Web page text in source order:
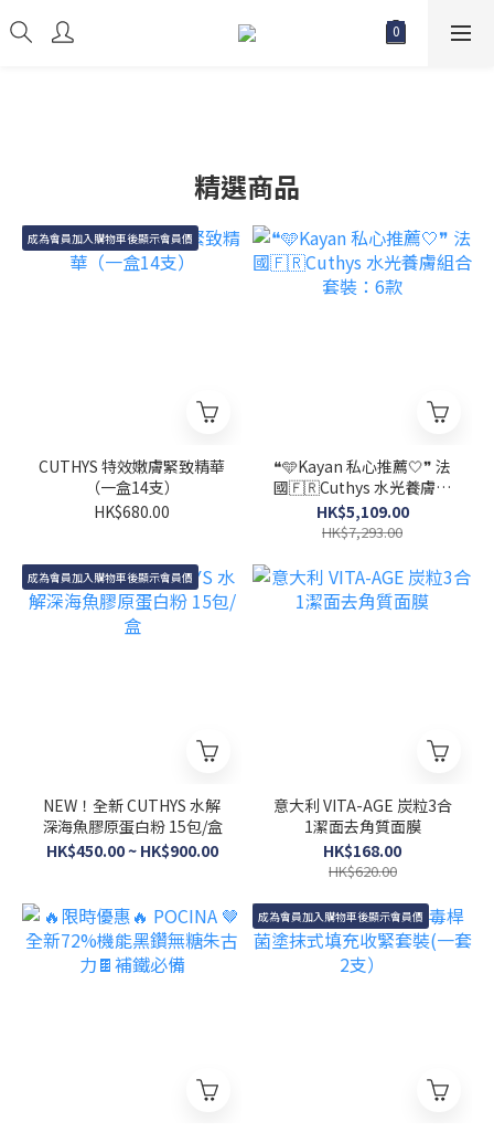
精選商品
成為會員加入購物車後顯示會員價
CUTHYS 特效嫩膚緊致精華
（一盒14支）
HK$680.00
❝🩵Kayan 私心推薦🤍❞ 法
國🇫🇷Cuthys 水光養膚組
合套裝：6款
HK$5,109.00
HK$7,293.00
成為會員加入購物車後顯示會員價
NEW！全新 CUTHYS 水解
深海魚膠原蛋白粉 15包/盒
HK$450.00 ~ HK$900.00
意大利 VITA-AGE 炭粒3合
1潔面去角質面膜
HK$168.00
HK$620.00
成為會員加入購物車後顯示會員價